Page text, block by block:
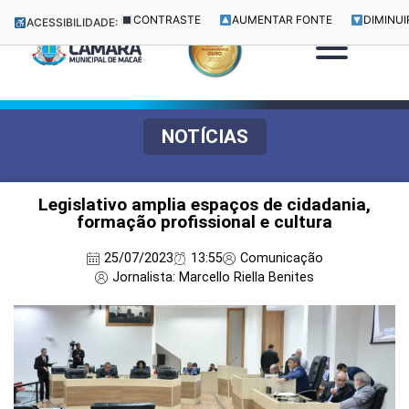
ACESSIBILIDADE: CONTRASTE AUMENTAR FONTE
NOTÍCIAS
Legislativo amplia espaços de cidadania,
formação profissional e cultura
25/07/2023 13:55
Comunicação
Jornalista: Marcello Riella Benites